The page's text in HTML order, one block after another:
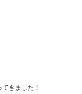
きました！